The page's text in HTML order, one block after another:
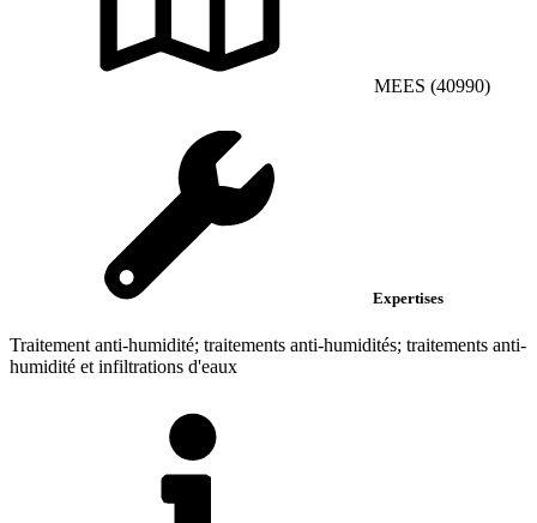
MEES (40990)
Expertises
Traitement anti-humidité; traitements anti-humidités; traitements anti-
humidité et infiltrations d'eaux